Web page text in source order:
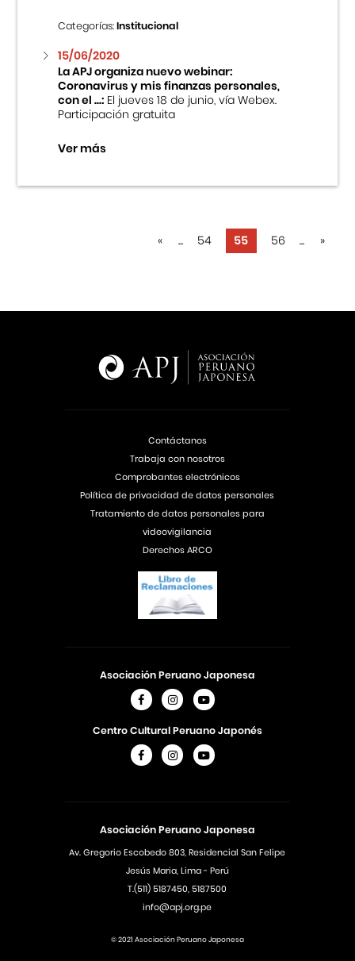
Categorías:Institucional
15/06/2020
La APJ organiza nuevo webinar:
Coronavirus y mis finanzas personales,
con el ...:El jueves 18 de junio, vía Webex.
Participación gratuita
Ver más
« ... 54 55 56 ... »
Asociación Peruano Japonesa
Av. Gregorio Escobedo 803, Residencial San Felipe
Jesús Maria, Lima - Perú
T.(511) 5187450, 5187500
info@apj.org.pe
Asociación Peruano Japonesa
Centro Cultural Peruano Japonés
Contáctanos
Trabaja con nosotros
Comprobantes electrónicos
Política de privacidad de datos personales
Tratamiento de datos personales para
videovigilancia
Derechos ARCO
© 2021 Asociación Peruano Japonesa